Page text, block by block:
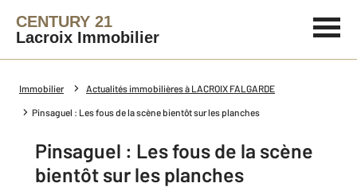
CENTURY 21
Lacroix Immobilier
Immobilier Actualités immobilières à LACROIX FALGARDE
Pinsaguel : Les fous de la scène bientôt sur les planches
Pinsaguel : Les fous de la scène
bientôt sur les planches